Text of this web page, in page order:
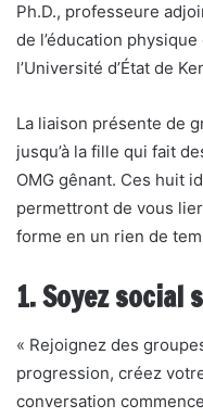
Ph.D., professeure
de l’éducation
l’Université d’État de
La liaison présente de
jusqu’à la fille qui fait
OMG gênant. Ces huit
permettront de vous lier
forme en un rien de
1. Soyez social
« Rejoignez des
progression, créez
conversation